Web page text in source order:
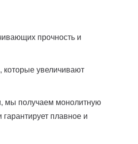
прочность и
которые увеличивают
мы получаем монолитную
плавное и